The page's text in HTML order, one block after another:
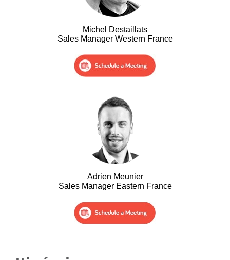
Michel Destaillats
Sales Manager Western France
Adrien Meunier
Sales Manager Eastern France